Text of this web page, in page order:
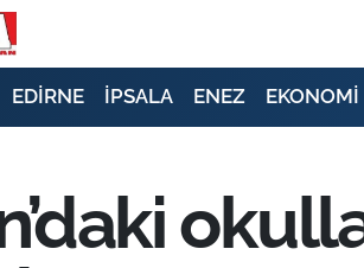
EDİRNE İPSALA ENEZ EKONOMİ